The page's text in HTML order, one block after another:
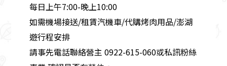
每日上午7:00-晚上10:00
如需機場接送/租賃汽機車/代購烤肉用品/澎湖
遊行程安排
請事先電話聯絡營主 0922-615-060或私訊粉絲